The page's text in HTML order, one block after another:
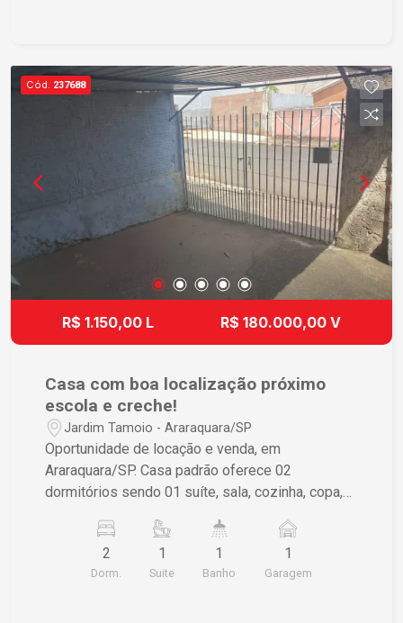
Cód. 237688
R$ 1.150,00 L R$ 180.000,00 V
Casa com boa localização próximo
escola e creche!
Jardim Tamoio - Araraquara/SP
Oportunidade de locação e venda, em
Araraquara/SP. Casa padrão oferece 02
dormitórios sendo 01 suíte, sala, cozinha, copa,
despejo, 01 vaga de garagem coberta e quintal.
Localização privilegiada, você estará próximo de
diversas comodidades, como mercados, escolas
2
Dorm.
1
Suite
1
Banho
1
Garagem